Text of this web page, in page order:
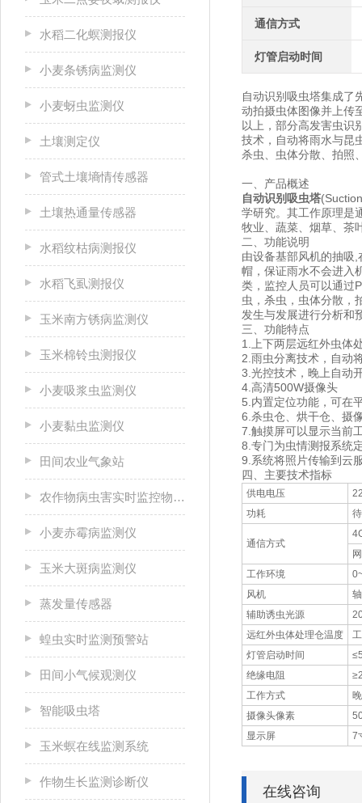
水稻二化螟测报仪
小麦条锈病监测仪
小麦蚜虫监测仪
土壤测定仪
管式土壤墒情传感器
土壤热通量传感器
水稻纹枯病测报仪
水稻飞虱测报仪
玉米南方锈病监测仪
玉米棉铃虫测报仪
小麦吸浆虫监测仪
小麦黏虫监测仪
田间农业气象站
农作物病虫害实时监控物联网设备
小麦赤霉病监测仪
玉米大斑病监测仪
蒸发量传感器
蝗虫实时监测预警站
田间小气候观测仪
智能吸虫塔
玉米螟在线监测系统
作物生长监测诊断仪
通信方式
灯管启动时间
自动识别吸虫塔集成了
动拍摄虫体图像并上传
以上，部分高发害虫识
技术，自动将雨水与昆
杀虫、虫体分散、拍照
一、产品概述
自动识别吸虫塔
学研究。其工作原理是
牧业、蔬菜、烟草、茶
二、功能说明
由设备基部风机的抽吸
帽，保证雨水不会进入
类，监控人员可以通过
虫，杀虫，虫体分散，
发生与发展进行分析和
三、功能特点
1.上下两层远红外虫体
2.雨虫分离技术，自动
3.光控技术，晚上自动
4.高清500W摄像头
5.内置定位功能，可在
6.杀虫仓、烘干仓、摄
7.触摸屏可以显示当前
8.专门为虫情测报系统
9.系统将照片传输到云
四、主要技术指标
供电电压
功耗
通信方式
工作环境
风机
辅助诱虫光源
远红外虫体处理仓温度
灯管启动时间
绝缘电阻
工作方式
摄像头像素
显示屏
7
在线咨询